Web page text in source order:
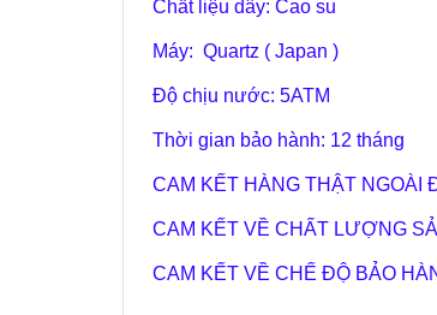
Chất liệu dây: Cao su
Máy: Quartz ( Japan )
Độ chịu nước: 5ATM
Thời gian bảo hành: 12 tháng
CAM KẾT HÀNG THẬT NGOÀI
CAM KẾT VỀ CHẤT LƯỢNG
CAM KẾT VỀ CHẾ ĐỘ BẢO